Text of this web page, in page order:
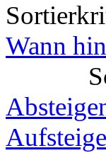
Wann